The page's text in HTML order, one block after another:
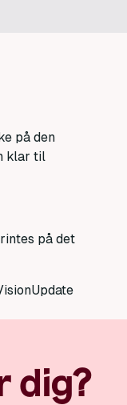
på den
klar til
på det
dig?